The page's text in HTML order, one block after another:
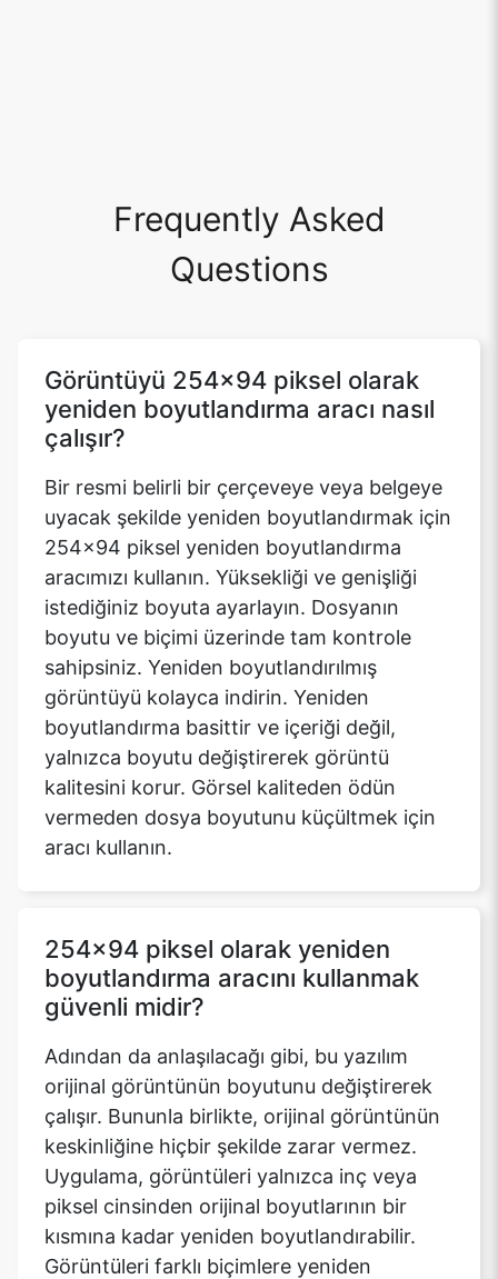
Frequently Asked
Questions
Görüntüyü 254x94 piksel olarak
yeniden boyutlandırma aracı nasıl
çalışır?
Bir resmi belirli bir çerçeveye veya belgeye
uyacak şekilde yeniden boyutlandırmak için
254x94 piksel yeniden boyutlandırma
aracımızı kullanın. Yüksekliği ve genişliği
istediğiniz boyuta ayarlayın. Dosyanın
boyutu ve biçimi üzerinde tam kontrole
sahipsiniz. Yeniden boyutlandırılmış
görüntüyü kolayca indirin. Yeniden
boyutlandırma basittir ve içeriği değil,
yalnızca boyutu değiştirerek görüntü
kalitesini korur. Görsel kaliteden ödün
vermeden dosya boyutunu küçültmek için
aracı kullanın.
254x94 piksel olarak yeniden
boyutlandırma aracını kullanmak
güvenli midir?
Adından da anlaşılacağı gibi, bu yazılım
orijinal görüntünün boyutunu değiştirerek
çalışır. Bununla birlikte, orijinal görüntünün
keskinliğine hiçbir şekilde zarar vermez.
Uygulama, görüntüleri yalnızca inç veya
piksel cinsinden orijinal boyutlarının bir
kısmına kadar yeniden boyutlandırabilir.
Görüntüleri farklı biçimlere yeniden